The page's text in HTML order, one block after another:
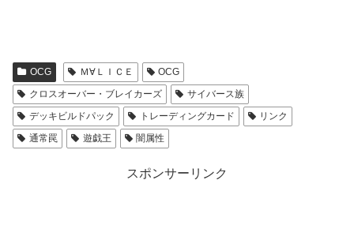
OCG Ｍ∀ＬＩＣＥ
OCG
クロスオーバー・ブレイカーズ
サイバース族
デッキビルドパック
トレーディングカード
リンク
通常罠
遊戯王 闇属性
スポンサーリンク